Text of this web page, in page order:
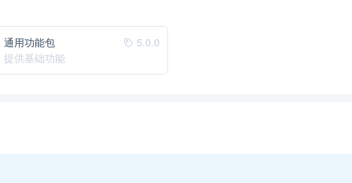
5.0.0
通用功能包
提供基础功能